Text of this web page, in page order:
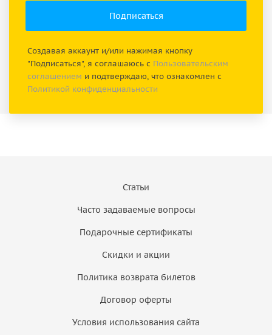
Создавая аккаунт и/или нажимая кнопку
"Подписаться", я соглашаюсь с Пользовательским
соглашением и подтверждаю, что ознакомлен с
Политикой конфиденциальности
Статьи
Часто задаваемые вопросы
Подарочные сертификаты
Скидки и акции
Политика возврата билетов
Договор оферты
Условия использования сайта